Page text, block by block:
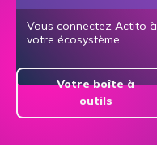
Vous connectez Actito à
votre écosystème
Votre boîte à
outils